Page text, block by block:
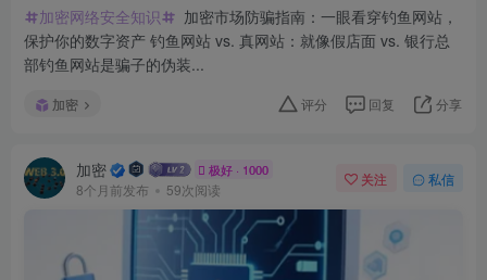
加密网络安全知识
加密市场防骗指南：一眼看穿钓鱼网站，
保护你的数字资产 钓鱼网站 vs. 真网站：就像假店面 vs. 银行总
部钓鱼网站是骗子的伪装...
加密 评分 回复 分享
加密 极好 · 1000
8个月前发布 59次阅读
关注 私信